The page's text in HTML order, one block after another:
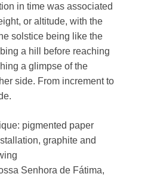
in time was associated
or altitude, with the
solstice being like the
a hill before reaching
a glimpse of the
side. From increment to
pigmented paper
graphite and
Senhora de Fátima,